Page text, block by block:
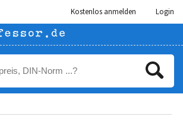
Kostenlos anmelden Login